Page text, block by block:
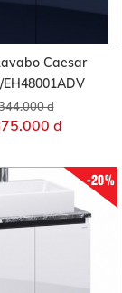
Caesar
EH48001ADV
đ
đ
-20%